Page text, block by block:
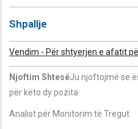
Shpallje
Vendim - Për shtyerjen e afatit
Njoftim ShtesëJu njoftojmë se
për këto dy pozita:
Analist për Monitorim të Tregut